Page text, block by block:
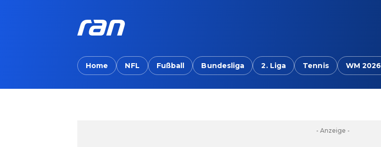
Home NFL Fußball Bundesliga 2. Liga Tennis WM 2026
- Anzeige -